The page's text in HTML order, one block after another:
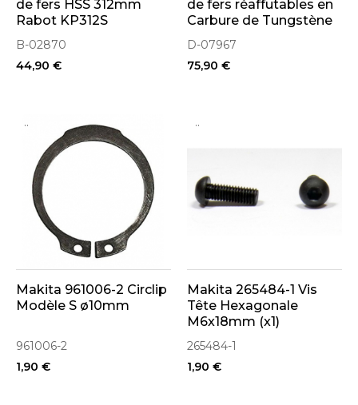
de fers HSS 312mm
Rabot KP312S
B-02870
44,90 €
de fers réaffutables en
Carbure de Tungstène
82mm pour rabots
D-07967
75,90 €
..
Makita 961006-2 Circlip
Modèle S ø10mm
961006-2
1,90 €
..
Makita 265484-1 Vis
Tête Hexagonale
M6x18mm (x1)
265484-1
1,90 €